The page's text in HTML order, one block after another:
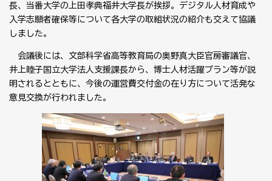
長、当番大学の上田孝典福井大学長が挨拶。デジタル人材育成や
入学志願者確保等について各大学の取組状況の紹介も交えて協議
しました。
会議後には、文部科学省高等教育局の奥野真大臣官房審議官、
井上睦子国立大学法人支援課長から、博士人材活躍プラン等が説
明されるとともに、今後の運営費交付金の在り方について活発な
意見交換が行われました。